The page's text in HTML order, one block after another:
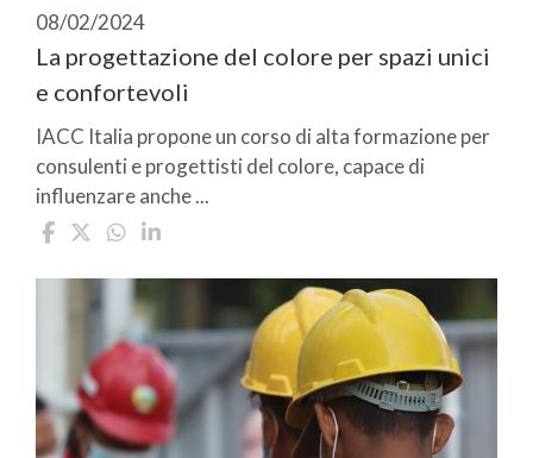
08/02/2024
La progettazione del colore per spazi unici
e confortevoli
IACC Italia propone un corso di alta formazione per
consulenti e progettisti del colore, capace di
influenzare anche ...